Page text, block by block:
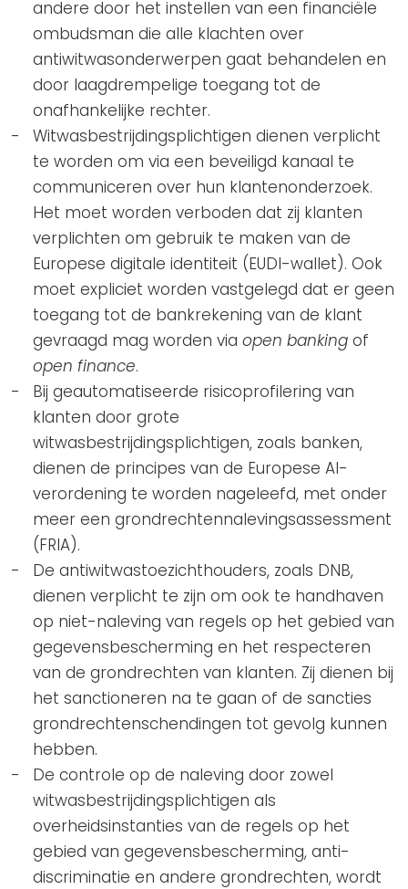
andere door het instellen van een financiële
ombudsman die alle klachten over
antiwitwasonderwerpen gaat behandelen en
door laagdrempelige toegang tot de
onafhankelijke rechter.
Witwasbestrijdingsplichtigen dienen verplicht
te worden om via een beveiligd kanaal te
communiceren over hun klantenonderzoek.
Het moet worden verboden dat zij klanten
verplichten om gebruik te maken van de
Europese digitale identiteit (EUDI-wallet). Ook
moet expliciet worden vastgelegd dat er geen
toegang tot de bankrekening van de klant
gevraagd mag worden via open banking of
open finance.
Bij geautomatiseerde risicoprofilering van
klanten door grote
witwasbestrijdingsplichtigen, zoals banken,
dienen de principes van de Europese AI-
verordening te worden nageleefd, met onder
meer een grondrechtennalevingsassessment
(FRIA).
De antiwitwastoezichthouders, zoals DNB,
dienen verplicht te zijn om ook te handhaven
op niet-naleving van regels op het gebied van
gegevensbescherming en het respecteren
van de grondrechten van klanten. Zij dienen bij
het sanctioneren na te gaan of de sancties
grondrechtenschendingen tot gevolg kunnen
hebben.
De controle op de naleving door zowel
witwasbestrijdingsplichtigen als
overheidsinstanties van de regels op het
gebied van gegevensbescherming, anti-
discriminatie en andere grondrechten, wordt